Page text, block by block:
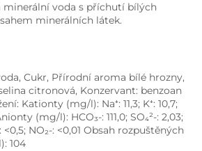
minerální voda s příchutí bílých
minerálních látek.
Cukr, Přírodní aroma bílé hrozny,
citronová, Konzervant: benzoan
Kationty (mg/l): Na⁺: 11,3; K⁺: 10,7;
(mg/l): HCO₃-: 111,0; SO₄²-: 2,03;
: <0,5; NO₂-: <0,01 Obsah rozpuštěných
104